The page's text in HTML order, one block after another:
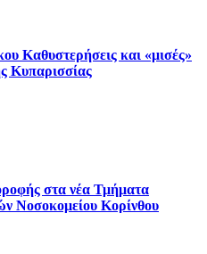
Καθυστερήσεις και «μισές»
Κυπαρισσίας
στα νέα Τμήματα
Νοσοκομείου Κορίνθου